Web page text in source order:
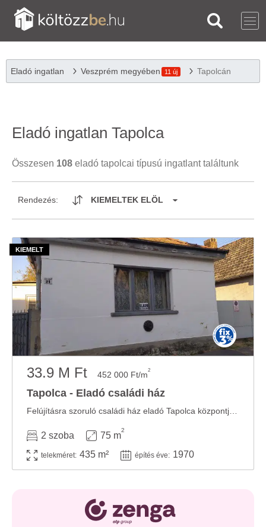
Eladó ingatlan Veszprém megyében 11 új Tapolcán
Eladó ingatlan Tapolca
Összesen 108 eladó tapolcai típusú ingatlant találtunk
Rendezés: KIEMELTEK ELÖL
33.9 M Ft 452 000 Ft/m2
Tapolca - Eladó családi ház
2 szoba 75 m
2
telekméret: 435 m² építés éve: 1970